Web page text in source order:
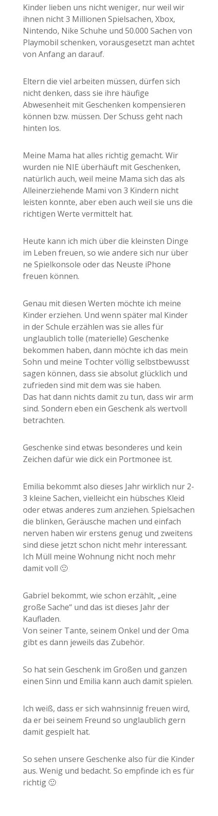
Kinder lieben uns nicht weniger, nur weil wir
ihnen nicht 3 Millionen Spielsachen, Xbox,
Nintendo, Nike Schuhe und 50.000 Sachen von
Playmobil schenken, vorausgesetzt man achtet
von Anfang an darauf.
Eltern die viel arbeiten müssen, dürfen sich
nicht denken, dass sie ihre häufige
Abwesenheit mit Geschenken kompensieren
können bzw. müssen. Der Schuss geht nach
hinten los.
Meine Mama hat alles richtig gemacht. Wir
wurden nie NIE überhäuft mit Geschenken,
natürlich auch, weil meine Mama sich das als
Alleinerziehende Mami von 3 Kindern nicht
leisten konnte, aber eben auch weil sie uns die
richtigen Werte vermittelt hat.
Heute kann ich mich über die kleinsten Dinge
im Leben freuen, so wie andere sich nur über
ne Spielkonsole oder das Neuste iPhone
freuen können.
Genau mit diesen Werten möchte ich meine
Kinder erziehen. Und wenn später mal Kinder
in der Schule erzählen was sie alles für
unglaublich tolle (materielle) Geschenke
bekommen haben, dann möchte ich das mein
Sohn und meine Tochter völlig selbstbewusst
sagen können, dass sie absolut glücklich und
zufrieden sind mit dem was sie haben.
Das hat dann nichts damit zu tun, dass wir arm
sind. Sondern eben ein Geschenk als wertvoll
betrachten.
Geschenke sind etwas besonderes und kein
Zeichen dafür wie dick ein Portmonee ist.
Emilia bekommt also dieses Jahr wirklich nur 2-
3 kleine Sachen, vielleicht ein hübsches Kleid
oder etwas anderes zum anziehen. Spielsachen
die blinken, Geräusche machen und einfach
nerven haben wir erstens genug und zweitens
sind diese jetzt schon nicht mehr interessant.
Ich Müll meine Wohnung nicht noch mehr
damit voll 🙂
Gabriel bekommt, wie schon erzählt, „eine
große Sache“ und das ist dieses Jahr der
Kaufladen.
Von seiner Tante, seinem Onkel und der Oma
gibt es dann jeweils das Zubehör.
So hat sein Geschenk im Großen und ganzen
einen Sinn und Emilia kann auch damit spielen.
Ich weiß, dass er sich wahnsinnig freuen wird,
da er bei seinem Freund so unglaublich gern
damit gespielt hat.
So sehen unsere Geschenke also für die Kinder
aus. Wenig und bedacht. So empfinde ich es für
richtig 🙂